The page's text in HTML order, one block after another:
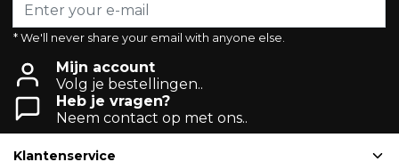
* We'll never share your email with anyone else.
Mijn account
Volg je bestellingen..
Heb je vragen?
Neem contact op met ons..
Klantenservice